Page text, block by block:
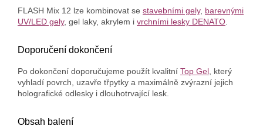
FLASH Mix 12 lze kombinovat se stavebními gely, barevnými
UV/LED gely, gel laky, akrylem i vrchními lesky DENATO
Doporučení dokončení
Po dokončení doporučujeme použít kvalitní Top Gel , který
vyhladí povrch, uzavře třpytky a maximálně zvýrazní jejich
holografické odlesky i dlouhotrvající lesk.
Obsah balení